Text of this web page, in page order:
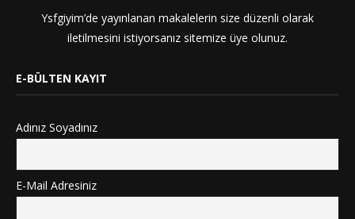
Ysfgiyim’de yayınlanan makalelerin size düzenli olarak
iletilmesini istiyorsanız sitemize üye olunuz.
E-BÜLTEN KAYIT
Adınız Soyadınız
E-Mail Adresiniz